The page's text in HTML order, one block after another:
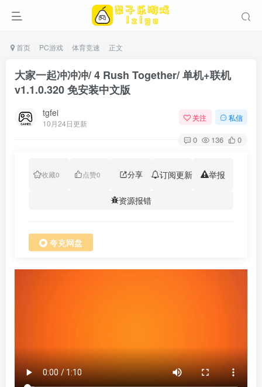
首页 PC游戏 体育竞速 正文
大家一起冲冲冲/ 4 Rush Together/ 单机+联机
v1.1.0.320 免安装中文版
tgfei
10月24日更新
关注 私信
0 136 0
收藏0 点赞0 分享 订阅更新 举报
资源报错
夸克网盘